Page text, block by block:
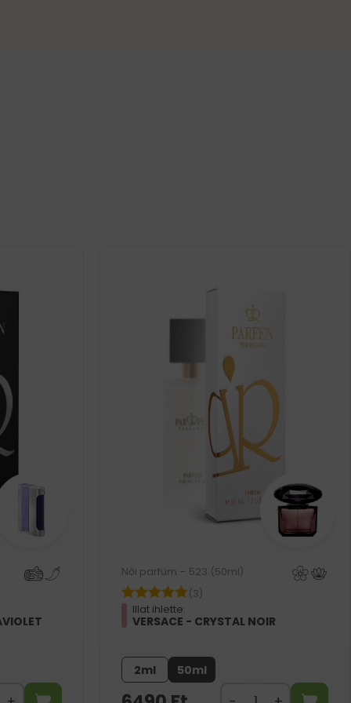
Női parfüm – 523 (50ml)
(3)
Illat ihlette:
VERSACE - CRYSTAL NOIR
2ml 50ml